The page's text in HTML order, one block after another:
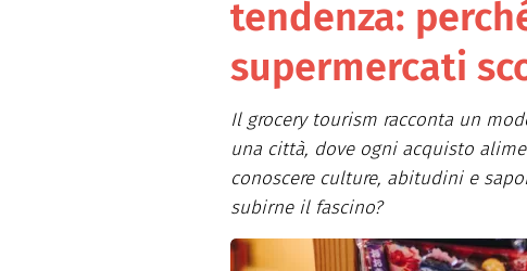
Formaggi
Frutta
Dolci
Halloween
Natale
Pasqua
San Valentino
tendenza:
supermercati
Il grocery tourism racconta un
una città, dove ogni acquisto
conoscere culture, abitudini e
subirne il fascino?